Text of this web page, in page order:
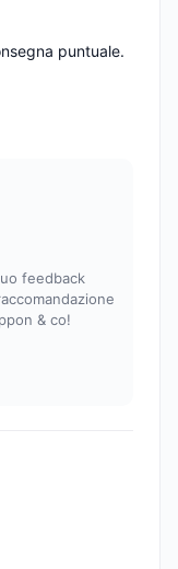
puntuale.
feedback
& co!